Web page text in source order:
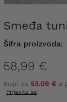
Smeđa
Šifra proizvoda:
58,99 €
Kupi za 53.09 € s
Prijavite se